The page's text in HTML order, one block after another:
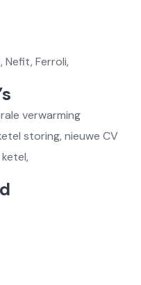
Nefit, Ferroli,
verwarming
storing, nieuwe CV